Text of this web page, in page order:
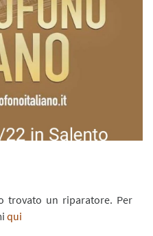
trovato un riparatore. Per
qui